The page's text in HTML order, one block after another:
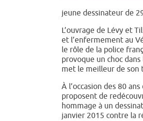
jeune dessinateur de
L’ouvrage de Lévy et
et l’enfermement au
le rôle de la police
provoque un choc
met le meilleur de son
À l’occasion des 80
proposent de
hommage à un
janvier 2015 contre la